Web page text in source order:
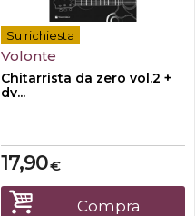
Su richiesta
Volonte
Chitarrista da zero vol.2 +
dv...
€
17,90
Compra